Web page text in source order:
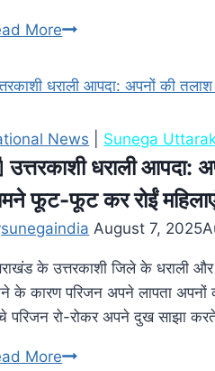
More
News Sunega
उत्तरकाशी धराली आपदा:
फूट-फूट कर रोईं
sunegaindia August 7, 2025
के उत्तरकाशी जिले के धराली
के कारण परिजन अपने लापता अपनों
परिजन रो-रोकर अपने दुख साझा
More